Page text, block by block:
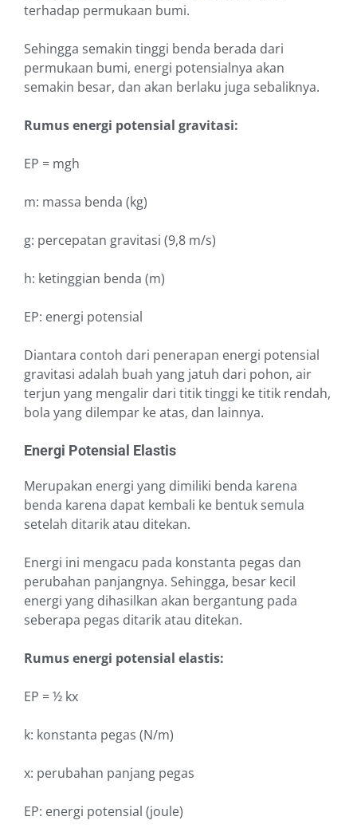
terhadap permukaan bumi.
Sehingga semakin tinggi benda berada dari
permukaan bumi, energi potensialnya akan
semakin besar, dan akan berlaku juga sebaliknya.
Rumus energi potensial gravitasi:
EP = mgh
m: massa benda (kg)
g: percepatan gravitasi (9,8 m/s)
h: ketinggian benda (m)
EP: energi potensial
Diantara contoh dari penerapan energi potensial
gravitasi adalah buah yang jatuh dari pohon, air
terjun yang mengalir dari titik tinggi ke titik rendah,
bola yang dilempar ke atas, dan lainnya.
Energi Potensial Elastis
Merupakan energi yang dimiliki benda karena
benda karena dapat kembali ke bentuk semula
setelah ditarik atau ditekan.
Energi ini mengacu pada konstanta pegas dan
perubahan panjangnya. Sehingga, besar kecil
energi yang dihasilkan akan bergantung pada
seberapa pegas ditarik atau ditekan.
Rumus energi potensial elastis:
EP = ½ kx
k: konstanta pegas (N/m)
x: perubahan panjang pegas
EP: energi potensial (joule)